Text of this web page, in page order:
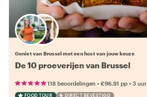
Geniet van Brussel met een host van jouw keuze
De 10 proeverijen van Brussel
118 beoordelingen • €96.91 pp• 3 uur
FOOD TOUR DIRECT BEVESTIGD